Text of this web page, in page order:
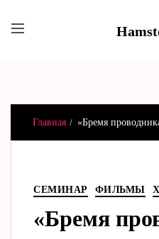
Главная «Бремя
СЕМИНАР ФИЛЬМЫ
«Бремя